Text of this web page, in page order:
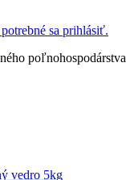
sa prihlásiť.
poľnohospodárstva